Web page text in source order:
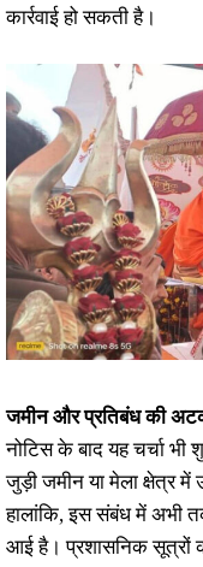
कार्रवाई हो सकती है।
जमीन और प्रतिबंध की
नोटिस के बाद यह चर्चा भी
जुड़ी जमीन या मेला क्षेत्र
हालांकि, इस संबंध में अभी
आई है। प्रशासनिक सूत्रों